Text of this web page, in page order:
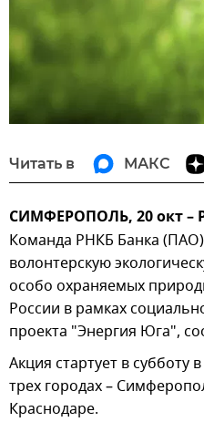
Читать в МАКС
СИМФЕРОПОЛЬ, 20 окт –
Команда РНКБ Банка
волонтерскую
особо охраняемых
России в рамках
проекта "Энергия Юга",
Акция стартует в субботу
трех городах –
Краснодаре.